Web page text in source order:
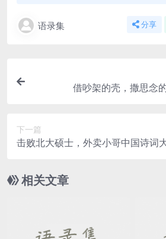
语录集 分享
借吵架的壳，撒思念
下一篇
击败北大硕士，外卖小哥中国诗词
相关文章